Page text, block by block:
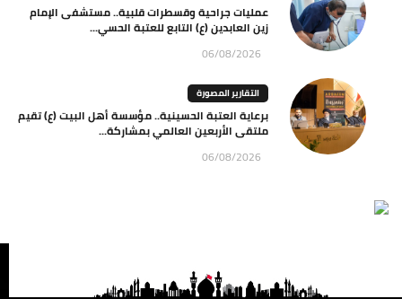
عمليات جراحية وقسطرات قلبية.. مستشفى الإمام
زين العابدين (ع) التابع للعتبة الحسي...
06/08/2026
التقارير المصورة
برعاية العتبة الحسينية.. مؤسسة أهل البيت (ع) تقيم
ملتقى الأربعين العالمي بمشاركة...
06/08/2026